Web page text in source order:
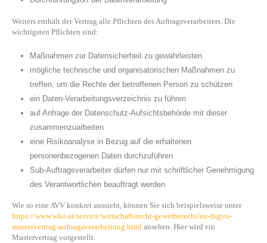
Weiters enthält der Vertrag alle Pflichten des Auftragsverarbeiters. Die
wichtigsten Pflichten sind:
Maßnahmen zur Datensicherheit zu gewährleisten
mögliche technische und organisatorischen Maßnahmen zu
treffen, um die Rechte der betroffenen Person zu schützen
ein Daten-Verarbeitungsverzeichnis zu führen
auf Anfrage der Datenschutz-Aufsichtsbehörde mit dieser
zusammenzuarbeiten
eine Risikoanalyse in Bezug auf die erhaltenen
personenbezogenen Daten durchzuführen
Sub-Auftragsverarbeiter dürfen nur mit schriftlicher Genehmigung
des Verantwortlichen beauftragt werden
Wie so eine AVV konkret aussieht, können Sie sich beispielsweise unter
https://www.wko.at/service/wirtschaftsrecht-gewerberecht/eu-dsgvo-
mustervertrag-auftragsverarbeitung.html ansehen. Hier wird ein
Mustervertrag vorgestellt.